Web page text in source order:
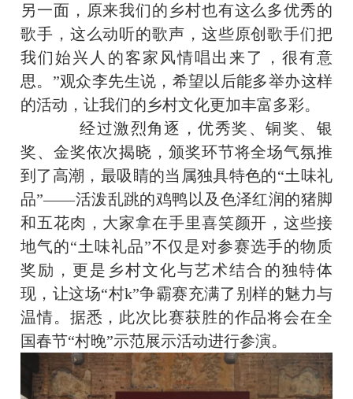
另一面，原来我们的乡村也有这么多优秀的
歌手，这么动听的歌声，这些原创歌手们把
我们始兴人的客家风情唱出来了，很有意
思。”观众李先生说，希望以后能多举办这样
的活动，让我们的乡村文化更加丰富多彩。
经过激烈角逐，优秀奖、铜奖、银
奖、金奖依次揭晓，颁奖环节将全场气氛推
到了高潮，最吸睛的当属独具特色的“土味礼
品”——活泼乱跳的鸡鸭以及色泽红润的猪脚
和五花肉，大家拿在手里喜笑颜开，这些接
地气的“土味礼品”不仅是对参赛选手的物质
奖励，更是乡村文化与艺术结合的独特体
现，让这场“村k”争霸赛充满了别样的魅力与
温情。据悉，此次比赛获胜的作品将会在全
国春节“村晚”示范展示活动进行参演。